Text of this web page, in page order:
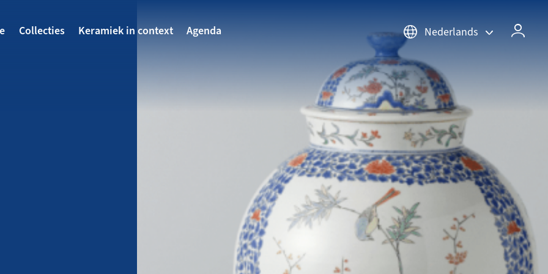
Collecties Keramiek in context Agenda Nederlands